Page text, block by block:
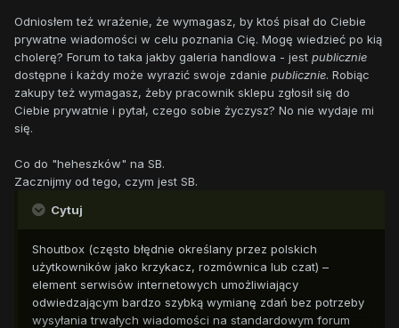
Odniosłem też wrażenie, że wymagasz, by ktoś pisał do Ciebie
prywatne wiadomości w celu poznania Cię. Mogę wiedzieć po kią
cholerę? Forum to taka jakby galeria handlowa - jest publicznie
dostępne i każdy może wyrazić swoje zdanie publicznie. Robiąc
zakupy też wymagasz, żeby pracownik sklepu zgłosił się do
Ciebie prywatnie i pytał, czego sobie życzysz? No nie wydaje mi
się.
Co do "heheszków" na SB.
Zacznijmy od tego, czym jest SB.
Cytuj
Shoutbox (często błędnie określany przez polskich
użytkowników jako krzykacz, rozmównica lub czat) –
element serwisów internetowych umożliwiający
odwiedzającym bardzo szybką wymianę zdań bez potrzeby
wysyłania trwałych wiadomości na standardowym forum